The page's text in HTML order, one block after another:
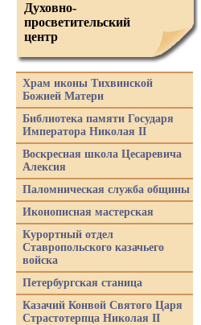
Духовно-
просветительский
центр
Храм иконы Тихвинской
Божией Матери
Библиотека памяти Государя
Императора Николая II
Воскресная школа Цесаревича
Алексия
Паломническая служба общины
Иконописная мастерская
Курортный отдел
Ставропольского казачьего
войска
Петербургская станица
Казачий Конвой Святого Царя
Страстотерпца Николая II